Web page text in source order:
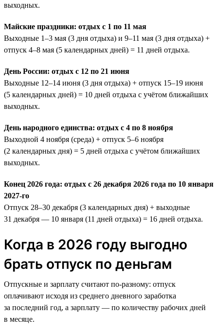
выходных.
Майские праздники: отдых с 1 по 11 мая
Выходные 1–3 мая (3 дня отдыха) и 9–11 мая (3 дня отдыха) +
отпуск 4–8 мая (5 календарных дней) = 11 дней отдыха.
День России: отдых с 12 по 21 июня
Выходные 12–14 июня (3 дня отдыха) + отпуск 15–19 июня
(5 календарных дней) = 10 дней отдыха с учётом ближайших
выходных.
День народного единства: отдых с 4 по 8 ноября
Выходной 4 ноября (среда) + отпуск 5–6 ноября
(2 календарных дня) = 5 дней отдыха с учётом ближайших
выходных.
Конец 2026 года: отдых с 26 декабря 2026 года по 10 января
2027-го
Отпуск 28–30 декабря (3 календарных дня) + выходные
31 декабря — 10 января (11 дней отдыха) = 16 дней отдыха.
Когда в 2026 году выгодно
брать отпуск по деньгам
Отпускные и зарплату считают по-разному: отпуск
оплачивают исходя из среднего дневного заработка
за последний год, а зарплату — по количеству рабочих дней
в месяце.